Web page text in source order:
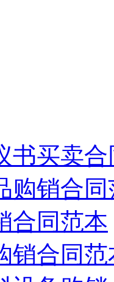
书买卖
购销合同
合同范本
销合同范